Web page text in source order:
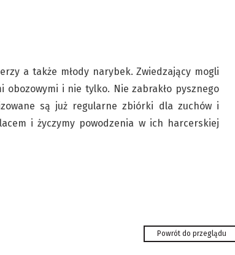
a także młody narybek. Zwiedzający mogli
i nie tylko. Nie zabrakło pysznego
są już regularne zbiórki dla zuchów i
i życzymy powodzenia w ich harcerskiej
Powrót do przeglądu
Upały nie odpuszczą. Gorąco
będzie w naszym regionie co